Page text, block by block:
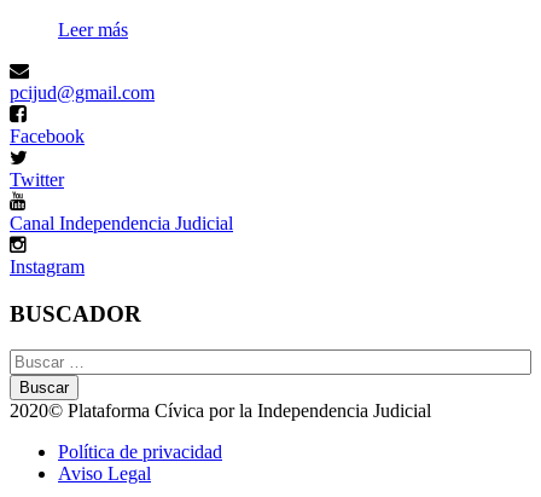
MAMÁN
la
Leer másVALORES
15/05/26)
pcijud@gmail.com
Facebook
Twitter
Canal Independencia Judicial
Instagram
BUSCADOR
Buscar:
2020© Plataforma Cívica por la Independencia Judicial
Menú
Política de privacidad
Aviso Legal